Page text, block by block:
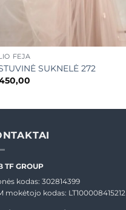
FĖJA
SUKNELĖ 272
TF GROUP
kodas: 302814399
mokėtojo kodas: LT100008415212